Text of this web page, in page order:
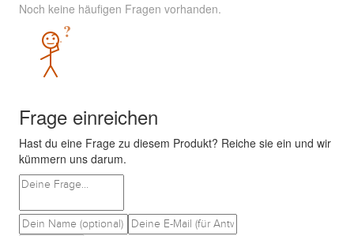
Noch keine häufigen Fragen vorhanden.
?
Frage einreichen
Hast du eine Frage zu diesem Produkt? Reiche sie ein und wir
kümmern uns darum.